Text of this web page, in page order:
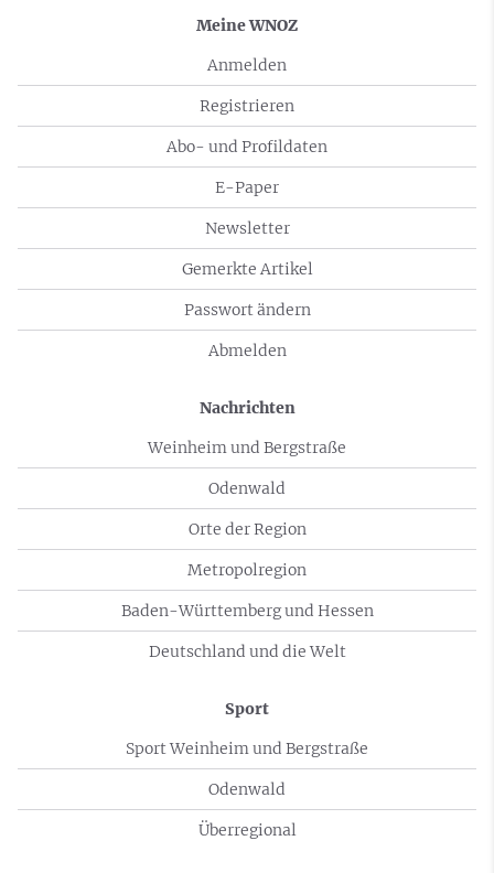
Meine WNOZ
Anmelden
Registrieren
Abo- und Profildaten
E-Paper
Newsletter
Gemerkte Artikel
Passwort ändern
Abmelden
Nachrichten
Weinheim und Bergstraße
Odenwald
Orte der Region
Metropolregion
Baden-Württemberg und Hessen
Deutschland und die Welt
Sport
Sport Weinheim und Bergstraße
Odenwald
Überregional